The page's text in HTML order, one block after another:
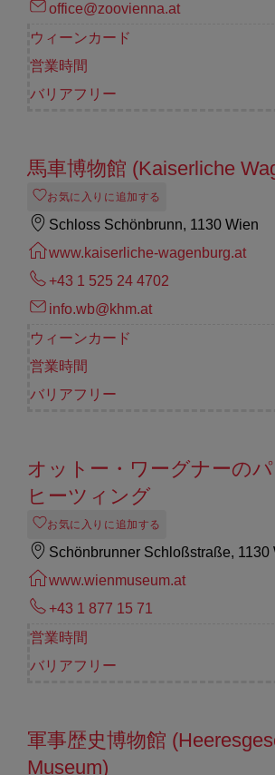
office@zoovienna.at
ウィーンカード
営業時間
バリアフリー
馬車博物館 (Kaiserliche
お気に入りに追加する
Schloss Schönbrunn, 1130 Wien
www.kaiserliche-wagenburg.at
+43 1 525 24 4702
info.wb@khm.at
ウィーンカード
営業時間
バリアフリー
オットー・ワーグナーの
ヒーツィング
お気に入りに追加する
Schönbrunner Schloßstraße, 1130
www.wienmuseum.at
+43 1 877 15 71
営業時間
バリアフリー
軍事歴史博物館
Museum)